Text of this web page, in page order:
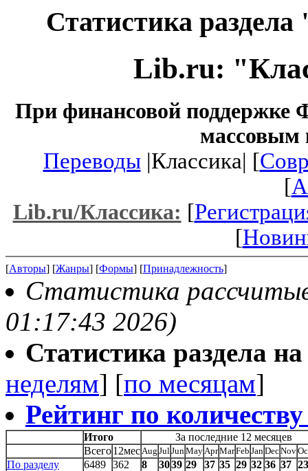
Статистика раздела
Lib.ru:
При финансовой поддержке
массовым
Переводы|Классика| [
[
Lib.ru/Классика: [
[
[Авторы] [Жанры] [Формы] [Принадлежность]
Статистика
01:17:43 2026)
Статистика раздела
неделям] [по месяцам]
Рейтинг по
Итого
За последние 12 месяцев
Всего12мес Aug Jul Jun May AprMarFeb Jan DecNov
По разделу 6489 362 8 3039 29 37 35 29 32 36 37 23